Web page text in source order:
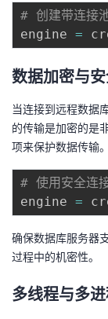
# 创建带连接
engine =
数据加密与
当连接到远程数据
的传输是加密的是
项来保护数据传输。
# 使用安全连
engine =
确保数据库服务器
过程中的机密性。
多线程与多